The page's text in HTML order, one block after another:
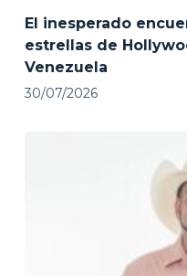
El inesperado
estrellas de
Venezuela
30/07/2026